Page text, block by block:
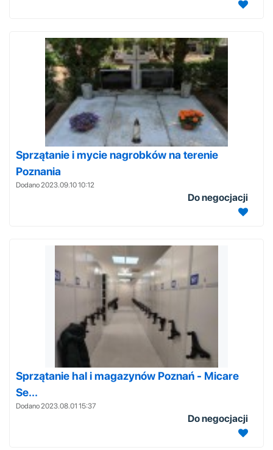
Sprzątanie i mycie nagrobków na terenie
Poznania
Dodano 2023.09.10 10:12
Do negocjacji
Sprzątanie hal i magazynów Poznań - Micare
Se...
Dodano 2023.08.01 15:37
Do negocjacji